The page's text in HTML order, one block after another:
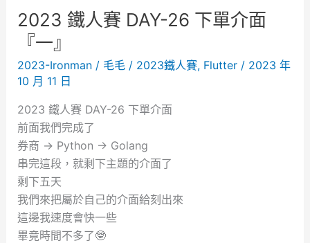
2
7
單
介
面
『
二
』
2023 鐵人賽 DAY-26 下單介面
『一』
2023-Ironman/ 毛毛 / 2023鐵人賽, Flutter/ 2023 年
10 月 11 日
2023 鐵人賽 DAY-26 下單介面
前面我們完成了
券商 -> Python -> Golang
串完這段，就剩下主題的介面了
剩下五天
我們來把屬於自己的介面給刻出來
這邊我速度會快一些
畢竟時間不多了🤓